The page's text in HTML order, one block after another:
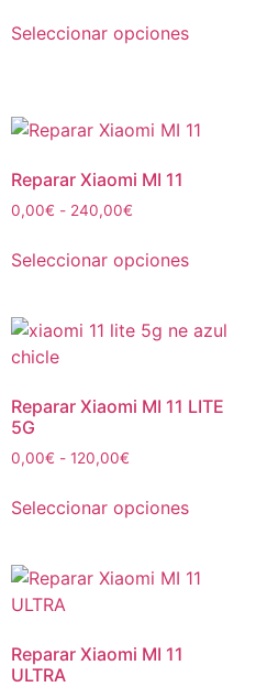
Seleccionar opciones
Reparar Xiaomi MI 11
0,00€ - 240,00€
Seleccionar opciones
Reparar Xiaomi MI 11 LITE
5G
0,00€ - 120,00€
Seleccionar opciones
Reparar Xiaomi MI 11
ULTRA